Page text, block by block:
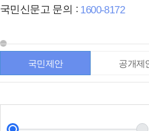
국민신문고 문의 : 1600-8172
국민제안 공개제